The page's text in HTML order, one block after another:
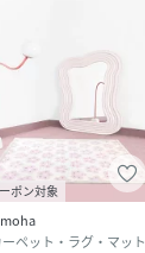
ポン対象
ーペット・ラグ・マット